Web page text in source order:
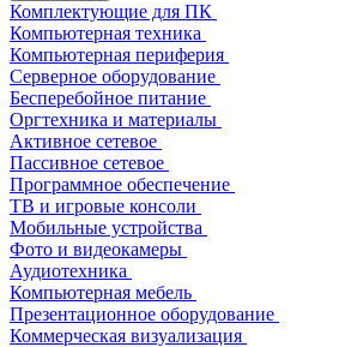
Комплектующие для ПК
Компьютерная техника
Компьютерная периферия
Серверное оборудование
Бесперебойное питание
Оргтехника и материалы
Активное сетевое
Пассивное сетевое
Программное обеспечение
ТВ и игровые консоли
Мобильные устройства
Фото и видеокамеры
Аудиотехника
Компьютерная мебель
Презентационное оборудование
Коммерческая визуализация